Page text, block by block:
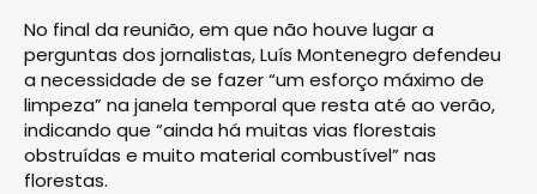
No final da reunião, em que não houve lugar a
perguntas dos jornalistas, Luís Montenegro defendeu
a necessidade de se fazer “um esforço máximo de
limpeza” na janela temporal que resta até ao verão,
indicando que “ainda há muitas vias florestais
obstruídas e muito material combustível” nas
florestas.